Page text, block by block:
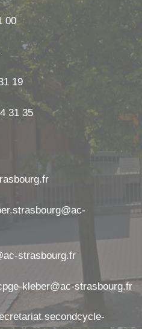
00
19
31 35
strasbourg.fr
kleber@ac-strasbourg.fr